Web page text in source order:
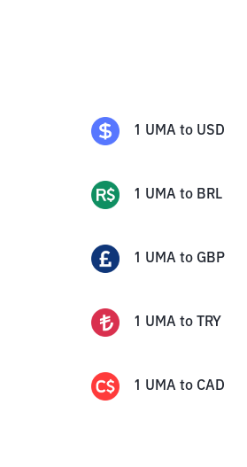
1 UMA to USD
1 UMA to BRL
1 UMA to GBP
1 UMA to TRY
1 UMA to CAD